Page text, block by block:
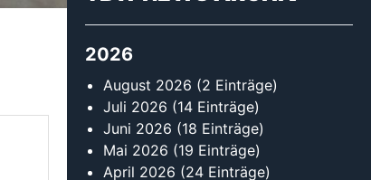
November 2025
Oktober 2025(12 Einträge)
September 2025(24 Einträge)
August 2025(13 Einträge)
Juli 2025 (9 Einträge)
Juni 2025(13 Einträge)